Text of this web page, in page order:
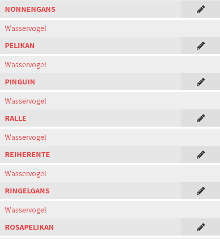
NONNENGANS
Wasservogel
PELIKAN
Wasservogel
PINGUIN
Wasservogel
RALLE
Wasservogel
REIHERENTE
Wasservogel
RINGELGANS
Wasservogel
ROSAPELIKAN